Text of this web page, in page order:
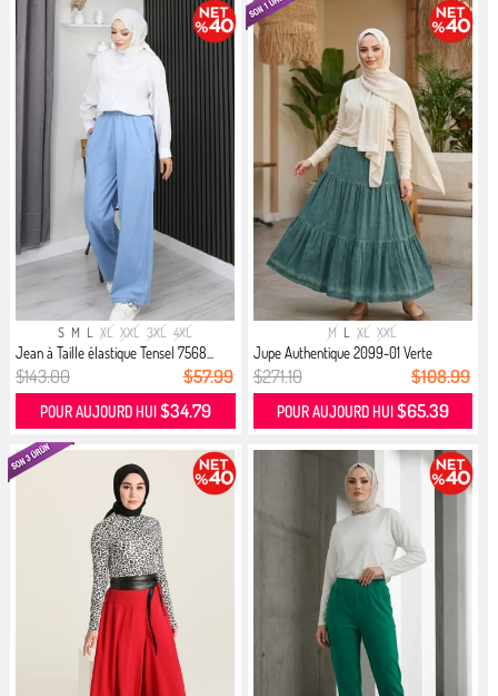
S M L XL XXL 3XL 4XL
Jean à Taille élastique Tensel 7568...
$143.00 $57.99
POUR AUJOURD HUI $34.79
M L XL XXL
Jupe Authentique 2099-01 Verte
$271.10 $108.99
POUR AUJOURD HUI $65.39